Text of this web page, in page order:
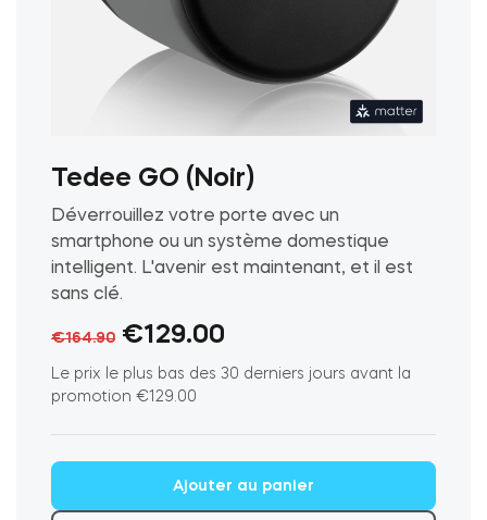
Module relais connecté BleBox
Tedee Dry Contact
Tedee GO2
Acheter
Tedee GO (Noir)
Déverrouillez votre porte avec un
smartphone ou un système domestique
intelligent. L'avenir est maintenant, et il est
sans clé.
€164.90 Le
prix
€164.90.
€129.00
prix
€129.00.
Le prix le plus bas des 30 derniers jours avant la
promotion €129.00
Ajouter au panier